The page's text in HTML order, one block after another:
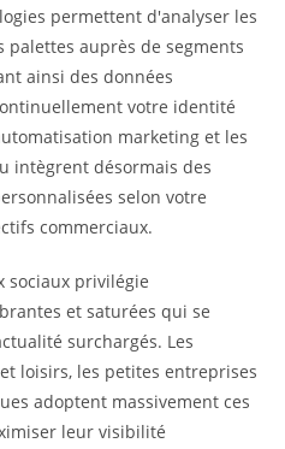
permettent d'analyser les
auprès de segments
ainsi des données
votre identité
marketing et les
intègrent désormais des
selon votre
commerciaux.
sociaux privilégie
et saturées qui se
surchargés. Les
loisirs, les petites entreprises
adoptent massivement ces
leur visibilité